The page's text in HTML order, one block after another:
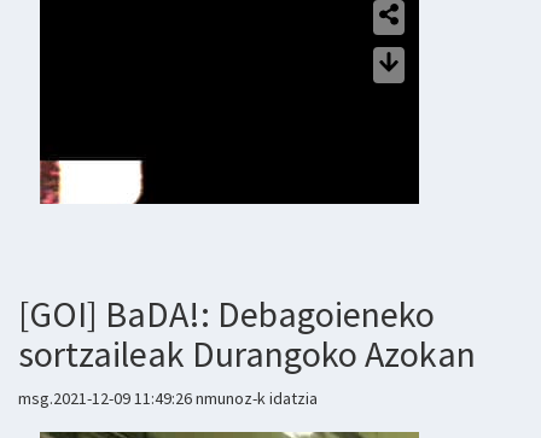
[GOI] BaDA!: Debagoieneko
sortzaileak Durangoko Azokan
msg.2021-12-09 11:49:26 nmunoz-k idatzia